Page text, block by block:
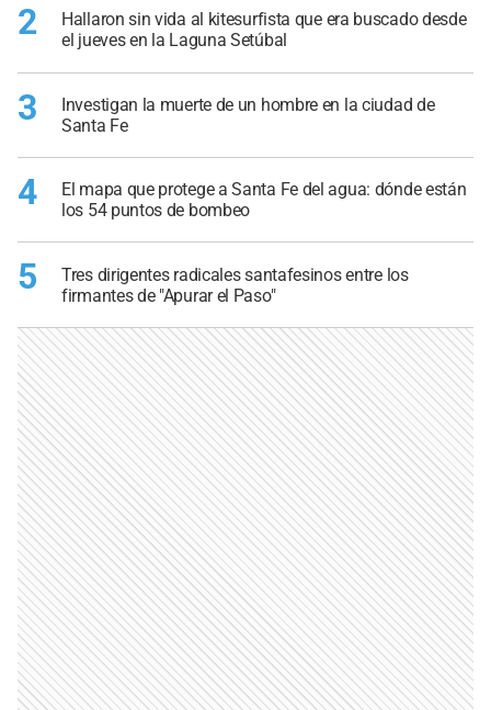
2
Hallaron sin vida al kitesurfista que era buscado desde
el jueves en la Laguna Setúbal
3
Investigan la muerte de un hombre en la ciudad de
Santa Fe
4
El mapa que protege a Santa Fe del agua: dónde están
los 54 puntos de bombeo
5
Tres dirigentes radicales santafesinos entre los
firmantes de "Apurar el Paso"